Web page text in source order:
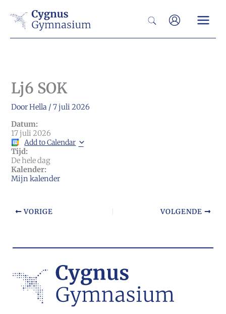
naar
Zoeken
Lj6 SOK
DoorHella /7 juli 2026
Datum:
17 juli 2026
Add to Calendar
Tijd:
De hele dag
Kalender:
Mijn kalender
VORIGE VOLGENDE